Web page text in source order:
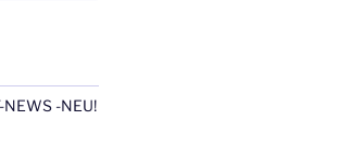
NEWS -NEU!